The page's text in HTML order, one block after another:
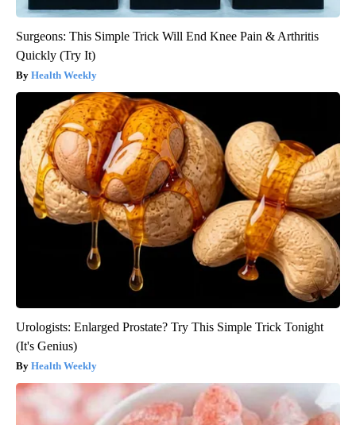
Surgeons: This Simple Trick Will End Knee Pain & Arthritis
Quickly (Try It)
Health Weekly
Urologists: Enlarged Prostate? Try This Simple Trick Tonight
(It's Genius)
Health Weekly